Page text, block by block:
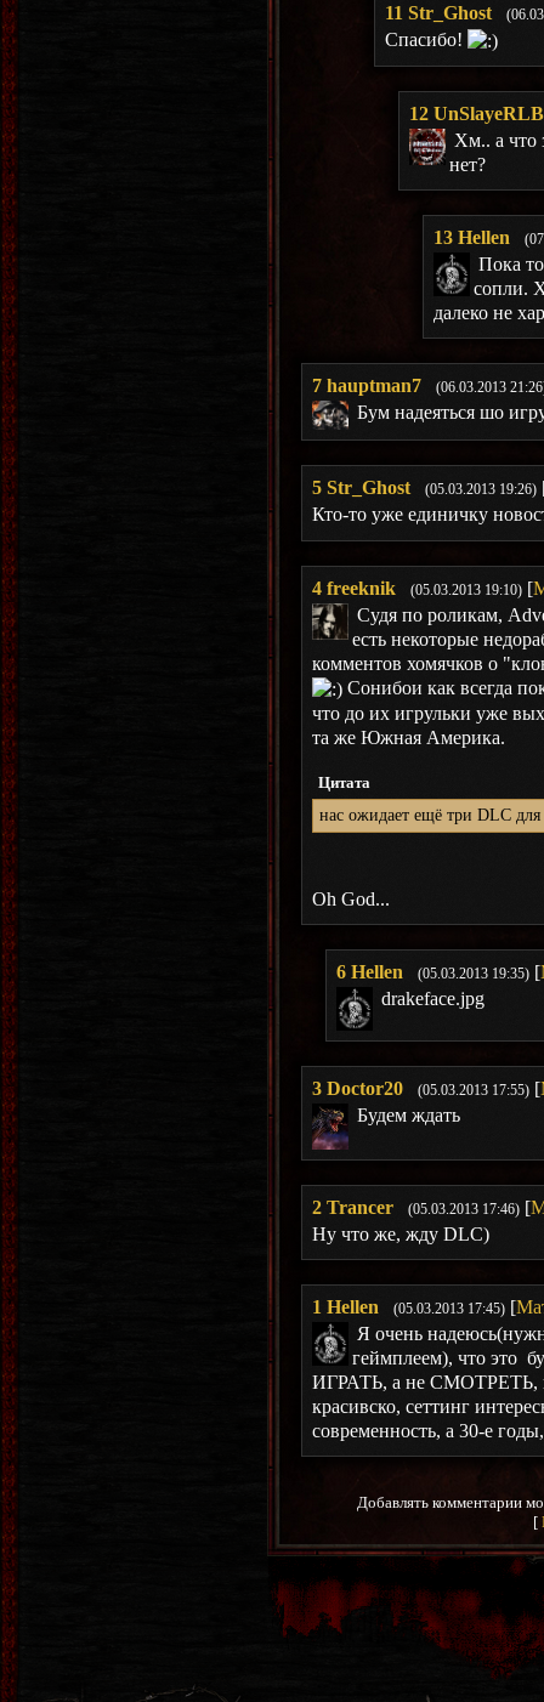
11 Str_Ghost
Спасибо!
12
Хм.. а что
нет?
13 Hellen
Пока
сопли.
далеко не
7 hauptman7 (06.03.2013
Бум надеяться шо
5 Str_Ghost (05.03.2013 19:26)
Кто-то уже единичку
4 freeknik (05.03.2013 19:10) [
Судя по роликам,
есть некоторые
комментов хомячков о
Сонибои как всегда
что до их игрульки уже
та же Южная Америка.
Цитата
нас ожидает ещё три DLC
Oh God...
6 Hellen (05.03.2013 19:35) [
drakeface.jpg
3 Doctor20 (05.03.2013 17:55) [
Будем ждать
2 Trancer (05.03.2013 17:46) [
Ну что же, жду DLC)
1 Hellen (05.03.2013 17:45) [
Я очень
геймплеем), что это
ИГРАТЬ, а не СМОТРЕТЬ,
красивско, сеттинг
современность, а 30-е
Добавлять комментарии
[